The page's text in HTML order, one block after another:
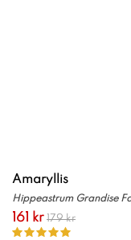
Amaryllis
Hippeastrum Grandise
161 kr 179 kr